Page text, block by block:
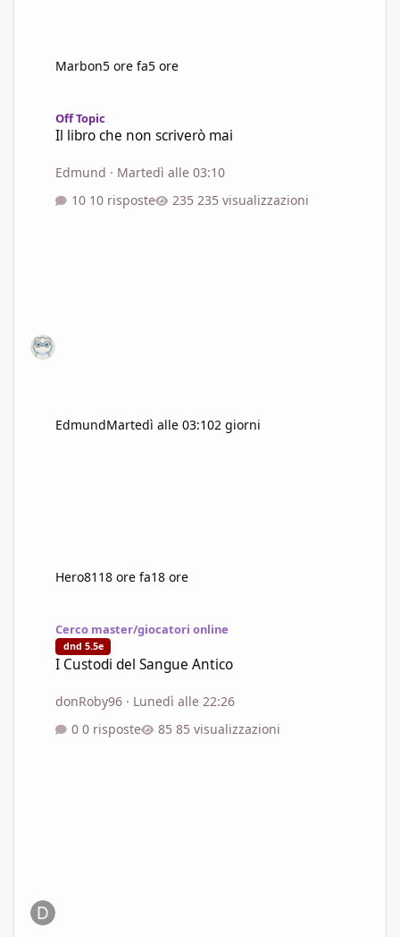
Marbon5 ore fa5 ore
Off Topic
Il libro che non scriverò mai
Edmund · Martedì alle 03:10
10 risposte
235 visualizzazioni
EdmundMartedì alle 03:102 giorni
Hero81 18 ore fa18 ore
Cerco master/giocatori online
dnd 5.5e
I Custodi del Sangue Antico
donRoby96 · Lunedì alle 22:26
0 risposte
85 visualizzazioni